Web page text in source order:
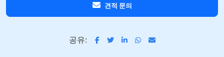
견적 문의
공유: